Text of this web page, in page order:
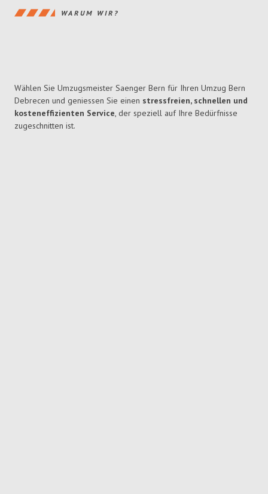
WARUM WIR?
Wählen Sie Umzugsmeister Saenger Bern für Ihren Umzug Bern
Debrecen und geniessen Sie einen stressfreien, schnellen und
kosteneffizienten Service, der speziell auf Ihre Bedürfnisse
zugeschnitten ist.